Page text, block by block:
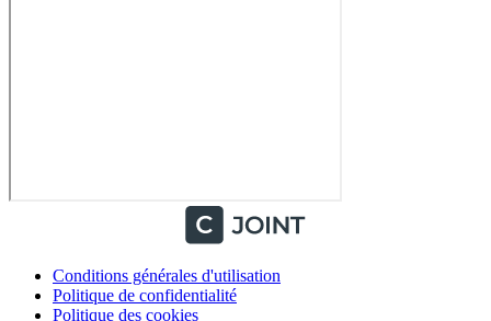
Conditions générales d'utilisation
Politique de confidentialité
Politique des cookies